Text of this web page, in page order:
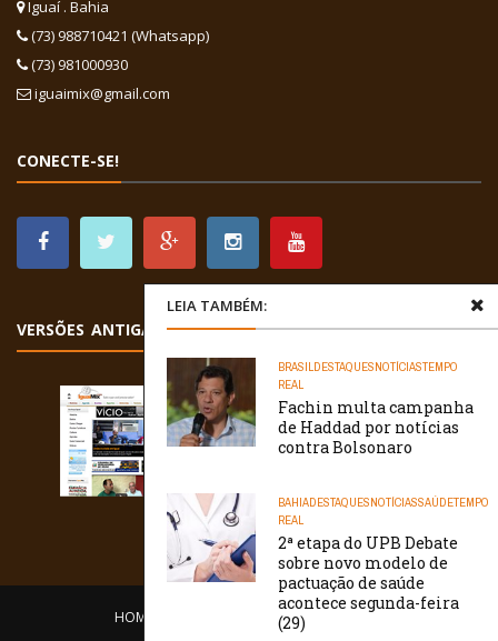
LEIA TAMBÉM:
BRASILDESTAQUESNOTÍCIASTEMPO
REAL
Fachin multa campanha
de Haddad por notícias
contra Bolsonaro
BAHIADESTAQUESNOTÍCIASSAÚDETEMPO
REAL
2ª etapa do UPB Debate
sobre novo modelo de
pactuação de saúde
acontece segunda-feira
(29)
Iguaí . Bahia
(73) 988710421 (Whatsapp)
(73) 981000930
iguaimix@gmail.com
CONECTE-SE!
VERSÕES ANTIGAS
HOME O PORTAL CONTATO